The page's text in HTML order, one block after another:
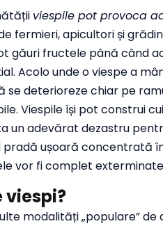
viespile pot provoca
fermieri, apicultori și
găuri fructele până când
Acolo unde o viespe a
se deterioreze chiar pe
Viespile își pot construi
un adevărat dezastru
ușoară concentrată
vor fi complet
viespi?
modalități „populare”